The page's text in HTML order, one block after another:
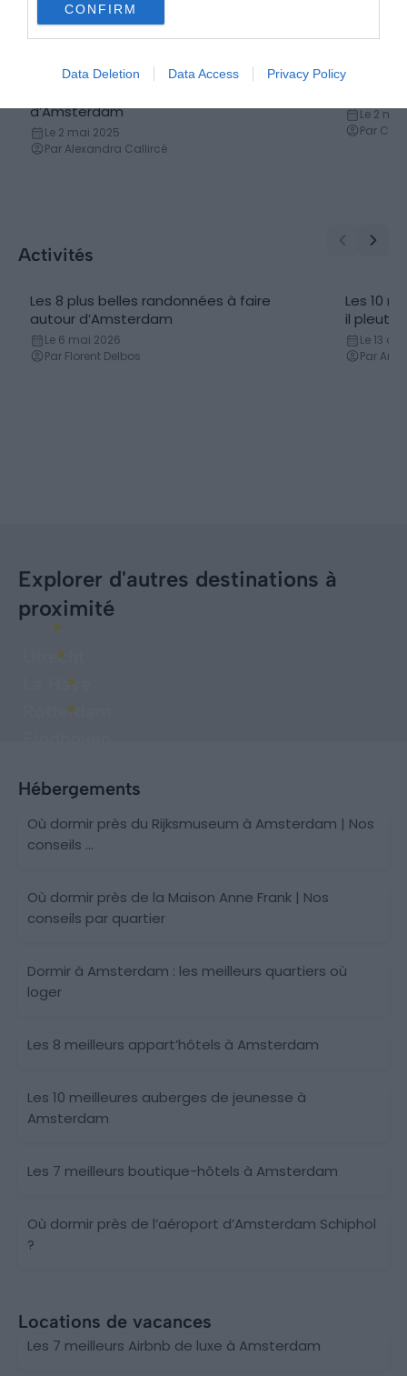
CONFIRM
Data Deletion Data Access Privacy Policy
Hôtels
d’Amsterdam
Le 2 mai 2025
Par Alexandra Callircé
Le 2
Par
Activités
Randonnées
Les 8 plus belles randonnées à faire
autour d’Amsterdam
Le 6 mai 2026
Par Florent Delbos
Les 10
il pleut
Le 13
Par
Explorer d'autres destinations à
proximité
Utrecht
La Haye
Rotterdam
Hébergements
Où dormir près du Rijksmuseum à Amsterdam | Nos
conseils ...
Où dormir près de la Maison Anne Frank | Nos
conseils par quartier
Dormir à Amsterdam : les meilleurs quartiers où
loger
Les 8 meilleurs appart’hôtels à Amsterdam
Les 10 meilleures auberges de jeunesse à
Amsterdam
Les 7 meilleurs boutique-hôtels à Amsterdam
Où dormir près de l’aéroport d’Amsterdam Schiphol
?
Locations de vacances
Les 7 meilleurs Airbnb de luxe à Amsterdam